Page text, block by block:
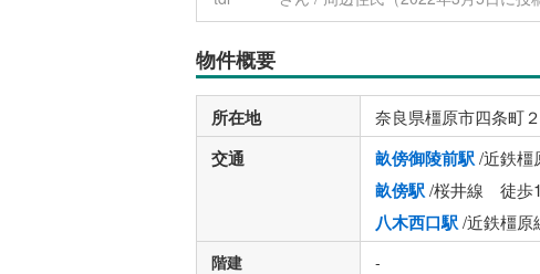
物件概要
所在地 奈良県橿原市四条町
交通 畝傍御陵前駅/近鉄
畝傍駅/桜井線 徒歩
八木西口駅/近鉄橿
階建 -